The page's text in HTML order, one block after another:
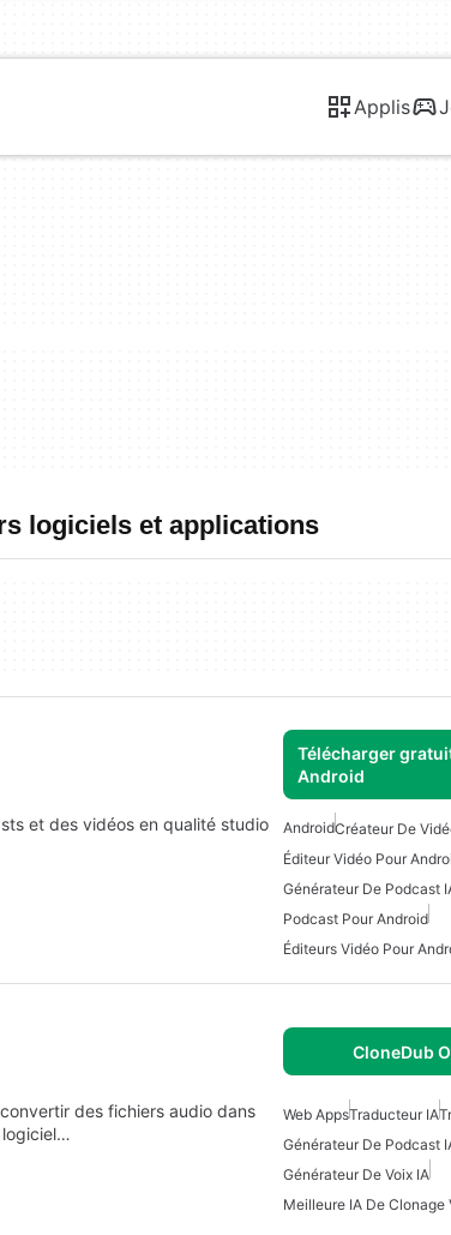
Applis
logiciels et applications
Télécharger
Android
et des vidéos en qualité studio
AndroidCréateur De
Éditeur Vidéo Pour
Générateur De Podcast
Podcast Pour Android
Éditeurs Vidéo Pour
CloneDub
des fichiers audio dans
logiciel…
Web AppsTraducteur IA
Générateur De Podcast
Générateur De Voix IA
Meilleure IA De Clonage